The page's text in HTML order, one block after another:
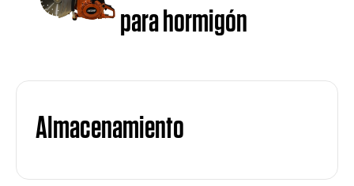
para hormigón
Almacenamiento